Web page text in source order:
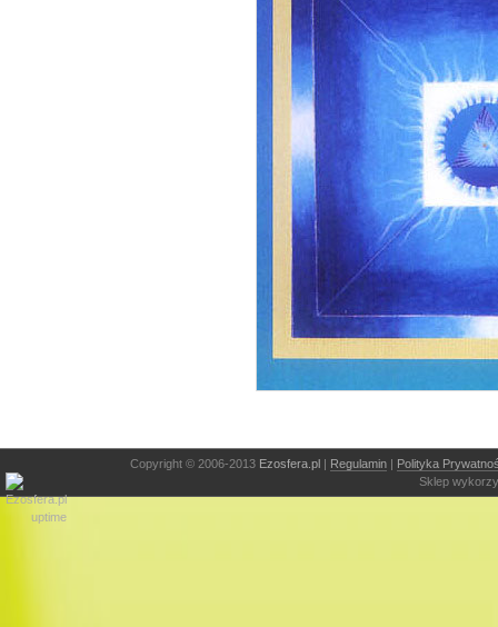
Copyright © 2006-2013 Ezosfera.pl | Regulamin | Polityka
Sklep